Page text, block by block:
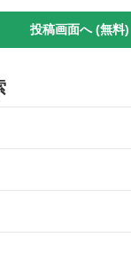
投稿画面へ (無料)